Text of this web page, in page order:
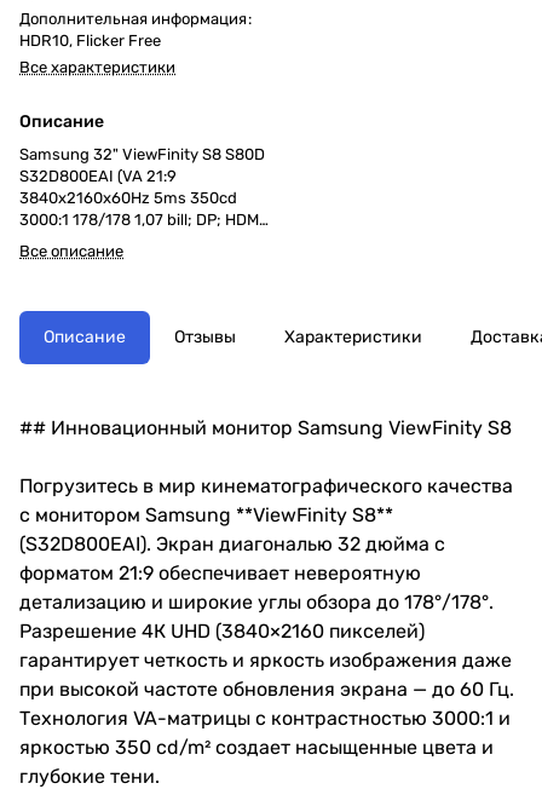
Дополнительная информация:
HDR10, Flicker Free
Все характеристики
Описание
Samsung 32" ViewFinity S8 S80D
S32D800EAI (VA 21:9
3840x2160x60Hz 5ms 350cd
3000:1 178/178 1,07 bill; DP; HDMI;
USB3.0x3 RJ45 HAS Tilt Swiv
VESA Black
Все описание
Описание Отзывы Характеристики
## Инновационный монитор Samsung ViewFinity S8
Погрузитесь в мир кинематографического качества
с монитором Samsung **ViewFinity S8**
(S32D800EAI). Экран диагональю 32 дюйма с
форматом 21:9 обеспечивает невероятную
детализацию и широкие углы обзора до 178°/178°.
Разрешение 4К UHD (3840×2160 пикселей)
гарантирует четкость и яркость изображения даже
при высокой частоте обновления экрана — до 60 Гц.
Технология VA-матрицы с контрастностью 3000:1 и
яркостью 350 cd/m² создает насыщенные цвета и
глубокие тени.